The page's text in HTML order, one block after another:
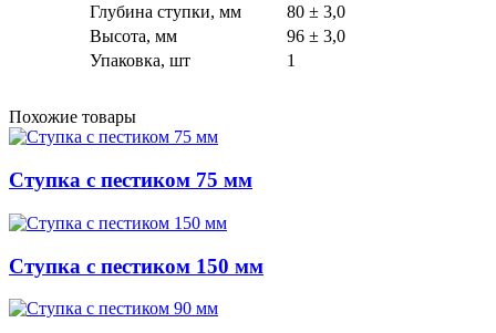
Глубина ступки, мм
80 ± 3,0
Высота, мм
96 ± 3,0
Упаковка, шт
1
Похожие товары
Ступка с пестиком 75 мм
Ступка с пестиком 150 мм